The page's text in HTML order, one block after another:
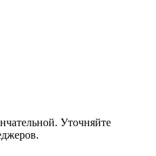
Уточняйте